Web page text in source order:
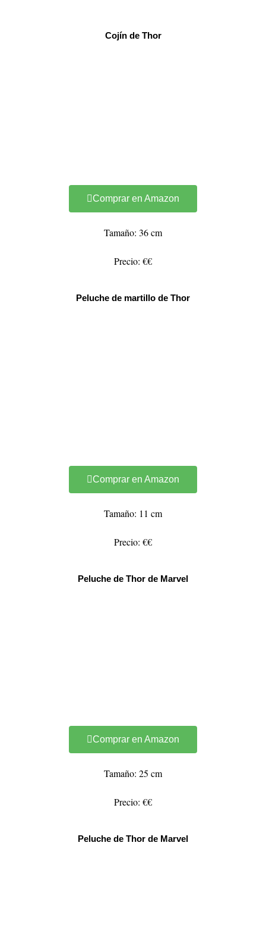
Cojín de Thor
Comprar en Amazon
Tamaño: 36 cm
Precio: €€
Peluche de martillo de Thor
Comprar en Amazon
Tamaño: 11 cm
Precio: €€
Peluche de Thor de Marvel
Comprar en Amazon
Tamaño: 25 cm
Precio: €€
Peluche de Thor de Marvel